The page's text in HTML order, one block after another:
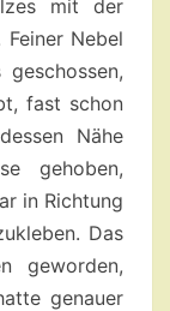
mit der
Nebel
fast schon
Nähe
gehoben,
in Richtung
Das
geworden,
genauer